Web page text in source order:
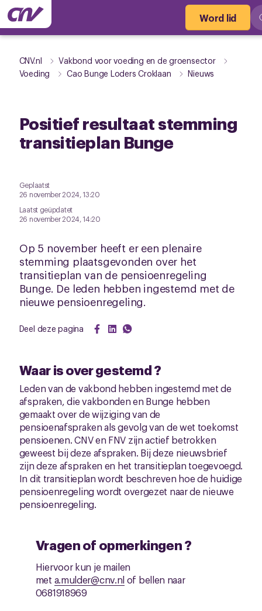
Word lid
CNV.nl
Vakbond voor voeding en de groensector
Voeding
Cao Bunge Loders Croklaan Nieuws
Positief resultaat stemming
transitieplan Bunge
Geplaatst
26 november 2024, 13:20
Laatst geüpdatet
26 november 2024, 14:20
Op 5 november heeft er een plenaire
stemming plaatsgevonden over het
transitieplan van de pensioenregeling
Bunge. De leden hebben ingestemd met de
nieuwe pensioenregeling.
Deel deze pagina
Waar is over gestemd ?
Leden van de vakbond hebben ingestemd met de
afspraken, die vakbonden en Bunge hebben
gemaakt over de wijziging van de
pensioenafspraken als gevolg van de wet toekomst
pensioenen. CNV en FNV zijn actief betrokken
geweest bij deze afspraken. Bij deze nieuwsbrief
zijn deze afspraken en het transitieplan toegevoegd.
In dit transitieplan wordt beschreven hoe de huidige
pensioenregeling wordt overgezet naar de nieuwe
pensioenregeling.
Vragen of opmerkingen ?
Hiervoor kun je mailen
met a.mulder@cnv.nl of bellen naar
0681918969